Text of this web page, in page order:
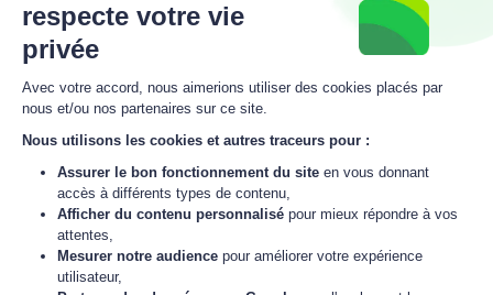
respecte votre vie
privée
Avec votre accord, nous aimerions utiliser des cookies placés par
nous et/ou nos partenaires sur ce site.
Nous utilisons les cookies et autres traceurs pour :
Assurer le bon fonctionnement du site en vous donnant
accès à différents types de contenu,
Afficher du contenu personnalisé pour mieux répondre à vos
attentes,
Mesurer notre audience pour améliorer votre expérience
utilisateur,
Inscrivez-vous à la newsletter
boisreduc
M'inscrire
J'accepte